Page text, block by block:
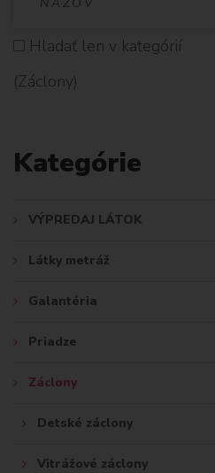
D
Hladať len v kategórií
(Záclony)
Kategórie
VÝPREDAJ LÁTOK
Látky metráž
Galantéria
Priadze
Záclony
Detské záclony
Vitrážové záclony